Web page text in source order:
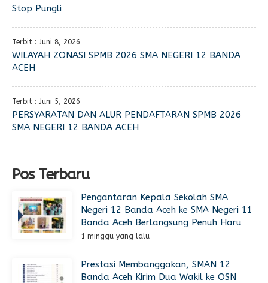
Stop Pungli
Terbit : Juni 8, 2026
WILAYAH ZONASI SPMB 2026 SMA NEGERI 12 BANDA
ACEH
Terbit : Juni 5, 2026
PERSYARATAN DAN ALUR PENDAFTARAN SPMB 2026
SMA NEGERI 12 BANDA ACEH
Pos Terbaru
Pengantaran Kepala Sekolah SMA
Negeri 12 Banda Aceh ke SMA Negeri 11
Banda Aceh Berlangsung Penuh Haru
1 minggu yang lalu
Prestasi Membanggakan, SMAN 12
Banda Aceh Kirim Dua Wakil ke OSN